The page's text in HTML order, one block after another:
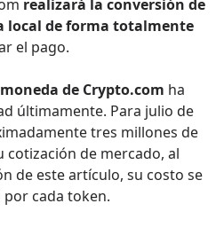
realizará la conversión de
local de forma totalmente
el pago.
de Crypto.com ha
últimamente. Para julio de
tres millones de
cotización de mercado, al
de este artículo, su costo se
por cada token.